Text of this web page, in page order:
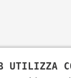
UTILIZZA